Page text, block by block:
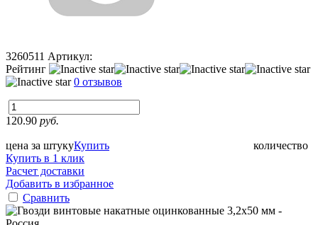
3260511 Артикул:
Рейтинг
0 отзывов
120.90 руб.
цена за штуку количество
Купить
Купить в 1 клик
Расчет доставки
Добавить в избранное
Сравнить